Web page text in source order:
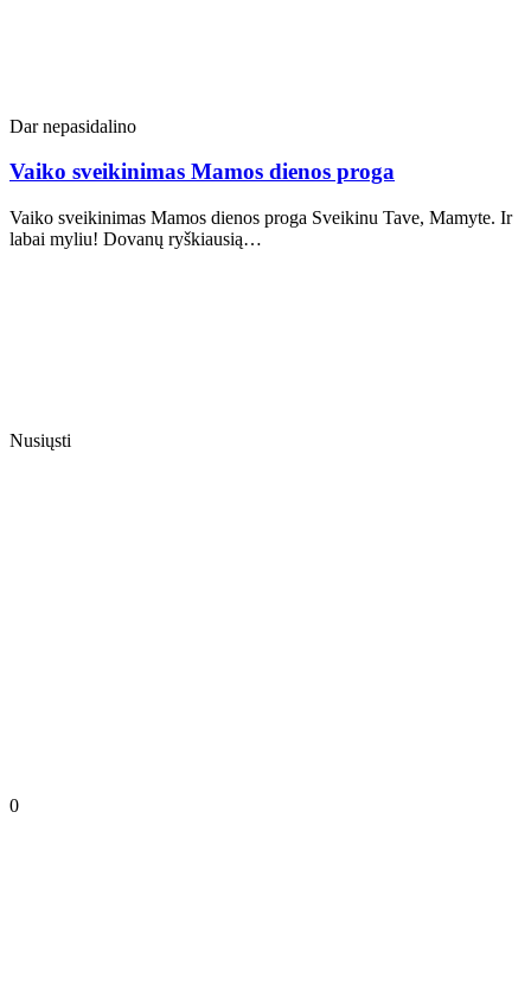
Dar nepasidalino
Vaiko sveikinimas Mamos dienos proga
Vaiko sveikinimas Mamos dienos proga Sveikinu Tave, Mamyte. Ir
labai myliu! Dovanų ryškiausią…
Nusiųsti
0